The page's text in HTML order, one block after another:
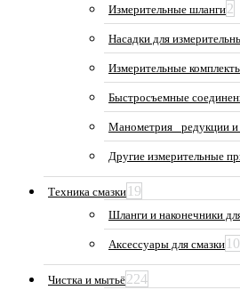
Измерительные шланги2
Насадки для
Измерительные
Быстросъемные
Манометрия_ редукции и
Другие измерительные
Техника смазки 19
Шланги и наконечники
Аксессуары для смазки 10
Чистка и мытьё224